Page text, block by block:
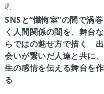
劇
SNSと“懺悔室”の間で渦巻
く人間関係の闇を、舞台な
らではの魅せ方で描く 出
会いが繋いだ人達と共に、
生の感情を伝える舞台を作
る